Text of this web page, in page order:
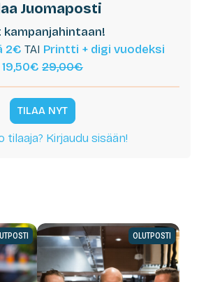
Juomaposti
kampanjahintaan!
2€ TAI Printti + digi vuodeksi
19,50€ 29,00€
TILAA NYT
tilaaja? Kirjaudu sisään!
OLUTPOSTI